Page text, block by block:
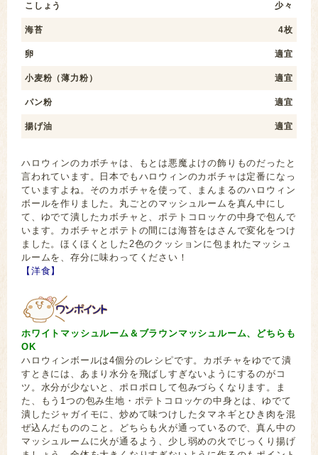
こしょう 少々
海苔 4枚
卵 適宜
小麦粉（薄力粉） 適宜
パン粉 適宜
揚げ油 適宜
ハロウィンのカボチャは、もとは悪魔よけの飾りものだったと
言われています。日本でもハロウィンのカボチャは定番になっ
ていますよね。そのカボチャを使って、まんまるのハロウィン
ボールを作りました。丸ごとのマッシュルームを真ん中にし
て、ゆでて潰したカボチャと、ポテトコロッケの中身で包んで
います。カボチャとポテトの間には海苔をはさんで変化をつけ
ました。ほくほくとした2色のクッションに包まれたマッシュ
ルームを、存分に味わってください！
【洋食】
ホワイトマッシュルーム＆ブラウンマッシュルーム、どちらも
OK
ハロウィンボールは4個分のレシピです。カボチャをゆでて潰
すときには、あまり水分を飛ばしすぎないようにするのがコ
ツ。水分が少ないと、ポロポロして包みづらくなります。ま
た、もう1つの包み生地・ポテトコロッケの中身とは、ゆでて
潰したジャガイモに、炒めて味つけしたタマネギとひき肉を混
ぜ込んだもののこと。どちらも火が通っているので、真ん中の
マッシュルームに火が通るよう、少し弱めの火でじっくり揚げ